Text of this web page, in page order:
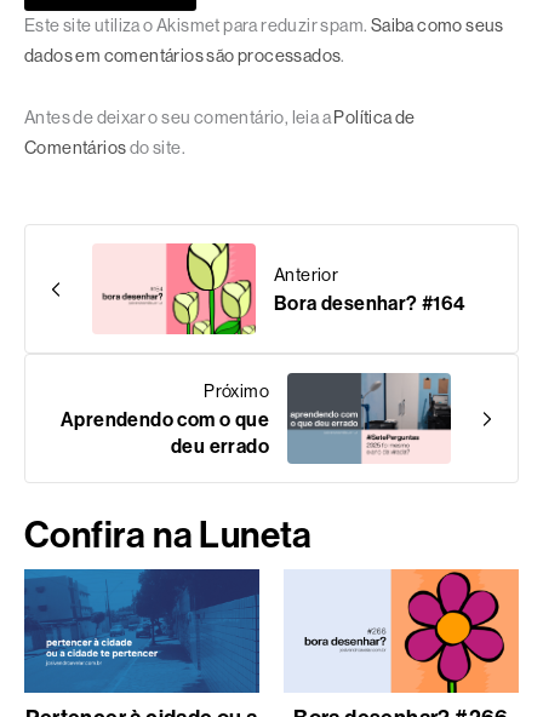
Este site utiliza o Akismet para reduzir spam. Saiba como seus
dados em comentários são processados.
Antes de deixar o seu comentário, leia a Política de
Comentáriosdo site.
Anterior
Bora desenhar? #164
Próximo
Aprendendo com o que
deu errado
Confira na Luneta